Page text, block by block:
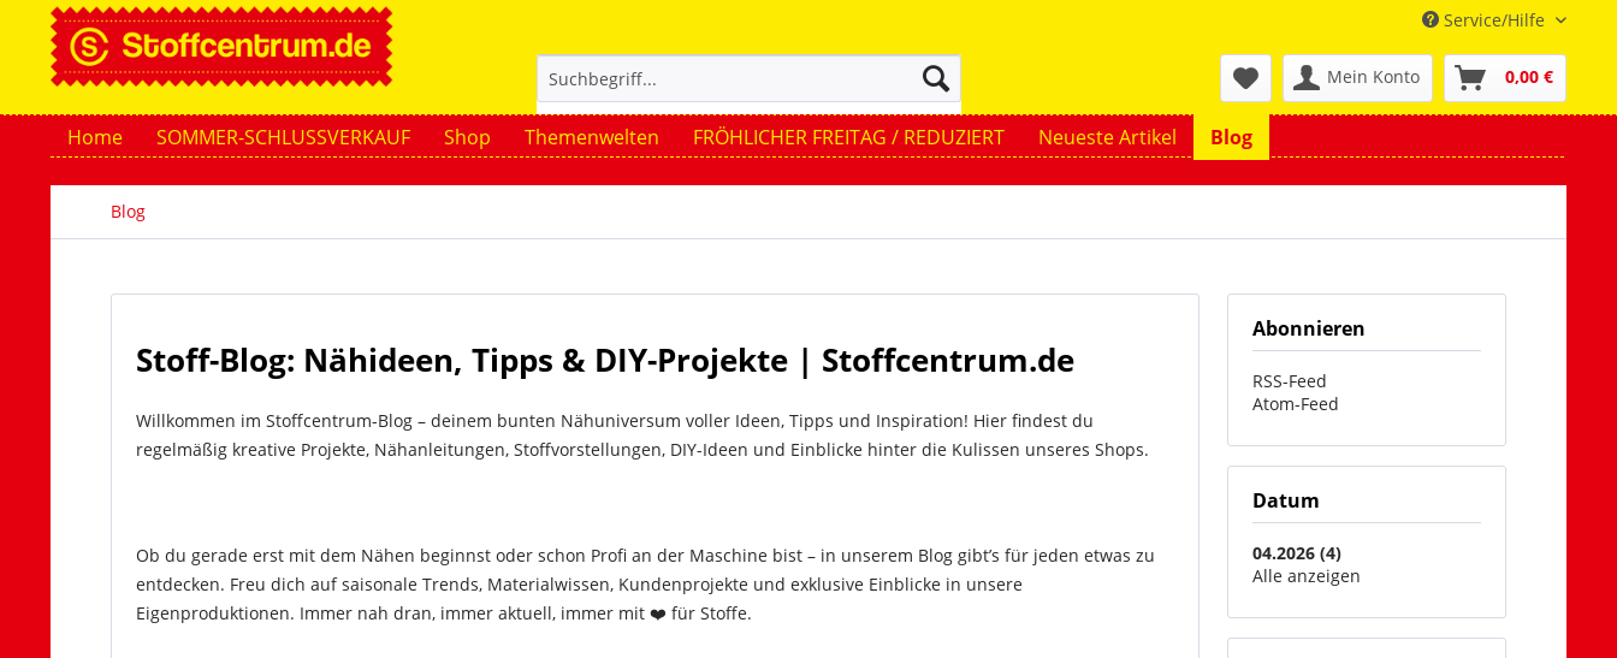
Service/Hilfe
Mein Konto 0,00 €
Home SOMMER-SCHLUSSVERKAUF Shop Themenwelten FRÖHLICHER FREITAG / REDUZIERT Neueste Artikel Blog
Blog
Abonnieren
RSS-Feed
Atom-Feed
Datum
04.2026 (4)
Alle anzeigen
Stoff-Blog: Nähideen, Tipps & DIY-Projekte | Stoffcentrum.de
Willkommen im Stoffcentrum-Blog – deinem bunten Nähuniversum voller Ideen, Tipps und Inspiration! Hier findest du
regelmäßig kreative Projekte, Nähanleitungen, Stoffvorstellungen, DIY-Ideen und Einblicke hinter die Kulissen unseres Shops.
Ob du gerade erst mit dem Nähen beginnst oder schon Profi an der Maschine bist – in unserem Blog gibt’s für jeden etwas zu
entdecken. Freu dich auf saisonale Trends, Materialwissen, Kundenprojekte und exklusive Einblicke in unsere
Eigenproduktionen. Immer nah dran, immer aktuell, immer mit ❤️ für Stoffe.